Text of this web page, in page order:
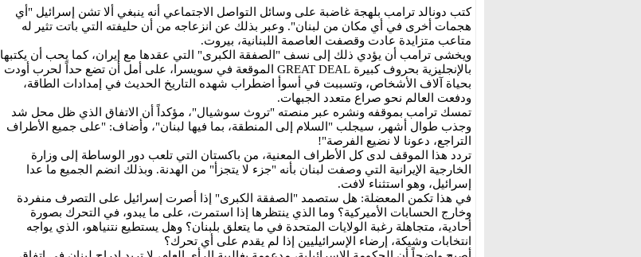
كتب دونالد ترامب بلهجة غاضبة على وسائل التواصل الاجتماعي أنه ينبغي ألا تشن إسرائيل "أي
هجمات أخرى في أي مكان من لبنان". وعبر بذلك عن انزعاجه من أن حليفته التي باتت تثير له
متاعب متزايدة عادت وقصفت العاصمة اللبنانية، بيروت.
ويخشى ترامب أن يؤدي ذلك إلى نسف "الصفقة الكبرى" التي عقدها مع إيران، كما يحب أن يكتبها
بالإنجليزية بحروف كبيرة GREAT DEAL الموقعة في سويسرا، على أمل أن تضع حداً لحرب أودت
بحياة آلاف الأشخاص، وتسببت في أسوأ اضطراب شهده التاريخ الحديث في إمدادات الطاقة،
ودفعت العالم نحو صراع متعدد الجبهات.
تمسك ترامب بموقفه ونشره عبر منصته "تروث سوشيال"، مؤكداً أن الاتفاق الذي ظل محل شد
وجذب طوال أشهر، سيجلب "السلام إلى المنطقة، بما فيها لبنان"، وأضاف: "على جميع الأطراف
التراجع، دعونا لا نضيع الفرصة"!
تردد هذا الموقف لدى كل الأطراف المعنية، من باكستان التي تلعب دور الوساطة إلى وزارة
الخارجية الإيرانية التي وصفت لبنان بأنه "جزء لا يتجزأ" من الهدنة. وبذلك انضم الجميع ما عدا
إسرائيل، وهو استثناء لافت.
في هذا تكمن المعضلة: هل ستصمد "الصفقة الكبرى" إذا أصرت إسرائيل على التصرف منفردة
وخارج الحسابات الأميركية؟ وما الذي ينتظرها إذا استمرت، على ما يبدو، في التحرك بصورة
أحادية، متجاهلة رغبة الولايات المتحدة في ما يتعلق بلبنان؟ وهل يستطيع نتنياهو، الذي يواجه
انتخابات وشيكة، إرضاء الإسرائيليين إذا لم يقدم على أي تحرك؟